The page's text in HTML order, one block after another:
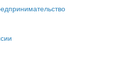
регламентов